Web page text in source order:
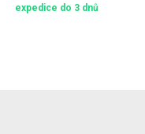
expedice do 3 dnů